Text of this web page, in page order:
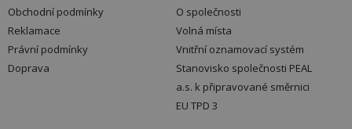
Obchodní podmínky
Reklamace
Právní podmínky
Doprava
O společnosti
Volná místa
Vnitřní oznamovací systém
Stanovisko společnosti PEAL
a.s. k připravované směrnici
EU TPD 3